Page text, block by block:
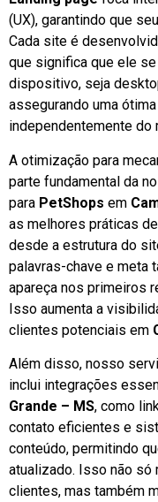
(UX), garantindo que
Cada site é
que significa que ele
dispositivo, seja
assegurando uma
independentemente do
A otimização para
parte fundamental da
para PetShops em
as melhores práticas
desde a estrutura do
palavras-chave e meta
apareça nos primeiros
Isso aumenta a
clientes potenciais em
Além disso, nosso
inclui integrações
Grande – MS, como
contato eficientes e
conteúdo, permitindo
atualizado. Isso não só
clientes, mas também